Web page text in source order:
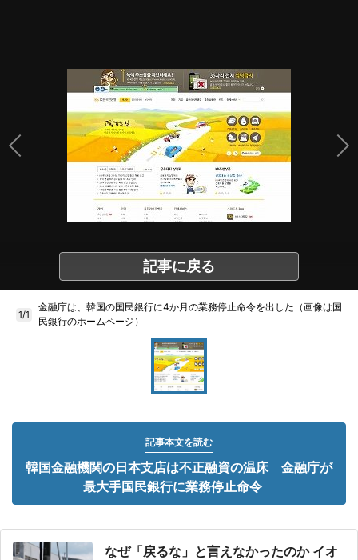
記事に戻る
1/1
金融庁は、韓国の国民銀行に4か月の業務停止命令を出した（画像は国
民銀行のホームページ）
記事本文を読む
韓国金融機関の日本支店は不正融資の温床 金融庁が
最大手国民銀行に業務停止命令
なぜ「戻るな」と言えなかったのか イオ